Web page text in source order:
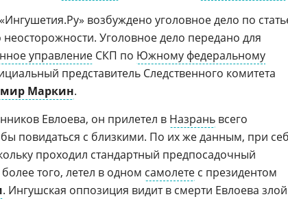
возбуждено уголовное дело по
неосторожности. Уголовное дело передано для
управление СКП по Южному федеральному
представитель Следственного комитета
Маркин.
Евлоева, он прилетел в Назрань всего
повидаться с близкими. По их же данным, при
проходил стандартный предпосадочный
более того, летел в одном самолете с президентом
. Ингушская оппозиция видит в смерти Евлоева злой